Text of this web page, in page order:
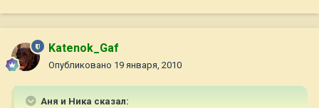
Katenok_Gaf
Опубликовано 19 января, 2010
Аня и Ника сказал: